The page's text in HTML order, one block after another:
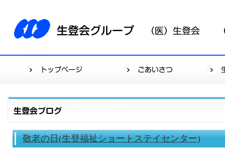
敬老の日(生登福祉ショートステイセンター)